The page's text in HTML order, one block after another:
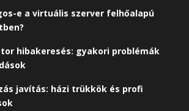
e a virtuális szerver felhőalapú
hibakeresés: gyakori problémák
javítás: házi trükkök és profi